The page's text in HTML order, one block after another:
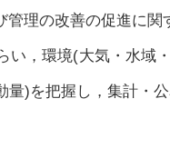
理の改善の促進に関
，環境(大気・水域
)を把握し，集計・公